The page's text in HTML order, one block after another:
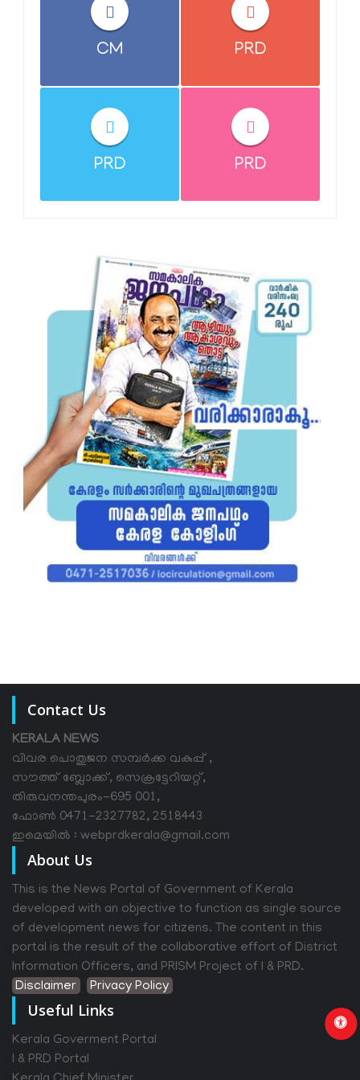
CM PRD
PRD PRD
Contact Us
KERALA NEWS
വിവര പൊതുജന സമ്പര്‍ക്ക വകുപ്പ് ,
സൗത്ത് ബ്ലോക്ക്, സെക്രട്ടേറിയറ്റ്,
തിരുവനന്തപുരം-695 001,
ഫോൺ 0471-2327782, 2518443
ഇമെയിൽ : webprdkerala@gmail.com
About Us
This is the News Portal of Government of Kerala
developed with an objective to function as single source
of development news for citizens. The content in this
portal is the result of the collaborative effort of District
Information Officers, and PRISM Project of I & PRD.
Disclaimer
Privacy Policy
Useful Links
Kerala Goverment Portal
I & PRD Portal